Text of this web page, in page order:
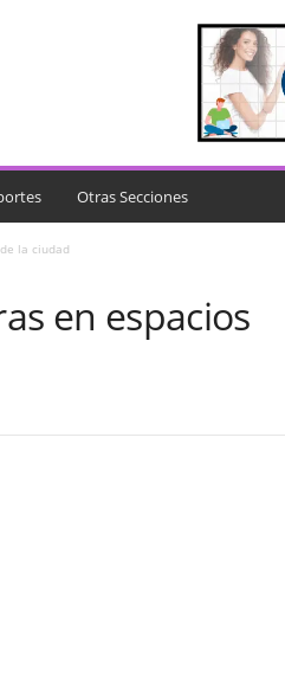
Otras Secciones
la ciudad
en espacios